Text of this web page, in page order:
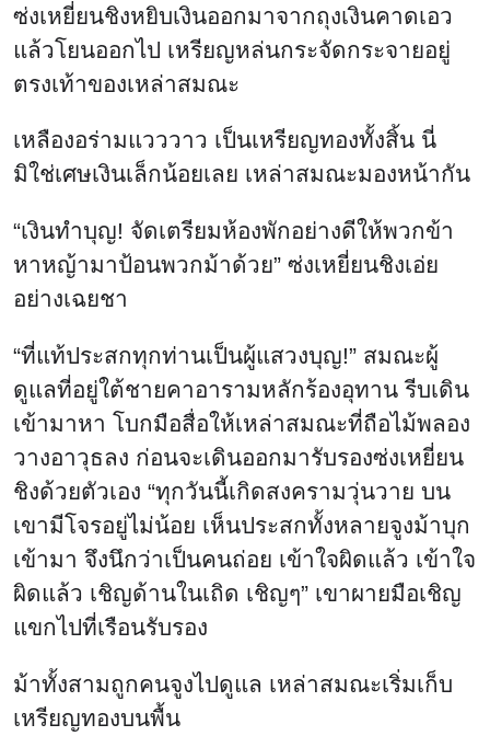
ซ่งเหยี่ยนชิงหยิบเงินออกมาจากถุงเงินคาดเอว
แล้วโยนออกไป เหรียญหล่นกระจัดกระจายอยู่
ตรงเท้าของเหล่าสมณะ
เหลืองอร่ามแวววาว เป็นเหรียญทองทั้งสิ้น นี่
มิใช่เศษเงินเล็กน้อยเลย เหล่าสมณะมองหน้ากัน
“เงินทำบุญ! จัดเตรียมห้องพักอย่างดีให้พวกข้า
หาหญ้ามาป้อนพวกม้าด้วย” ซ่งเหยี่ยนชิงเอ่ย
อย่างเฉยชา
“ที่แท้ประสกทุกท่านเป็นผู้แสวงบุญ!” สมณะผู้
ดูแลที่อยู่ใต้ชายคาอารามหลักร้องอุทาน รีบเดิน
เข้ามาหา โบกมือสื่อให้เหล่าสมณะที่ถือไม้พลอง
วางอาวุธลง ก่อนจะเดินออกมารับรองซ่งเหยี่ยน
ชิงด้วยตัวเอง “ทุกวันนี้เกิดสงครามวุ่นวาย บน
เขามีโจรอยู่ไม่น้อย เห็นประสกทั้งหลายจูงม้าบุก
เข้ามา จึงนึกว่าเป็นคนถ่อย เข้าใจผิดแล้ว เข้าใจ
ผิดแล้ว เชิญด้านในเถิด เชิญๆ” เขาผายมือเชิญ
แขกไปที่เรือนรับรอง
ม้าทั้งสามถูกคนจูงไปดูแล เหล่าสมณะเริ่มเก็บ
เหรียญทองบนพื้น